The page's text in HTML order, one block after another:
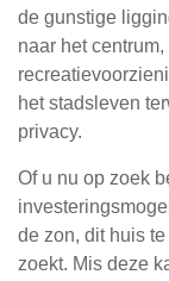
de gunstige
naar het
het stadsleven
privacy.
Of u nu op zoek
de zon, dit huis
zoekt. Mis deze